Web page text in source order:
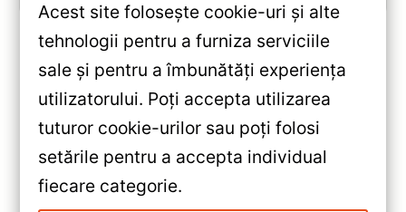
«Navigație Auto MOSS M2
pentru Peugeot 107 2005-2014
– 4+64GB, 10″ IPS, Octa-core,
Android 4G, Bluetooth 5.1, DSP
Navigație Auto MOSS M2
Acest site folosește cookie-uri și alte
tehnologii pentru a furniza serviciile
sale și pentru a îmbunătăți experiența
utilizatorului. Poți accepta utilizarea
tuturor cookie-urilor sau poți folosi
setările pentru a accepta individual
fiecare categorie.